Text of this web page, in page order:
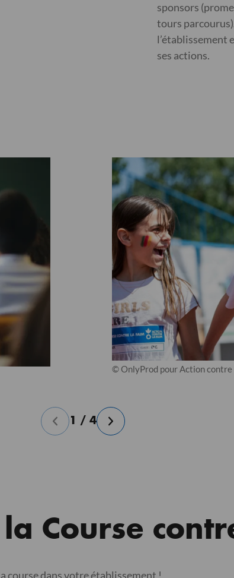
sponsors
tours
l’établissement
ses actions.
© OnlyProd pour Action contre
1 / 4
Course
course dans votre établissement !